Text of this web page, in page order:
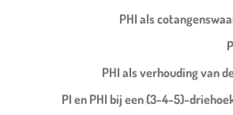
PHI als
PHI als verhouding van
PI en PHI bij een (3-4-5)-